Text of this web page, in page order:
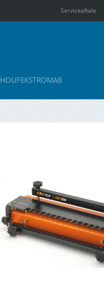
Serviceaftale
HOUFEKSTROMAB